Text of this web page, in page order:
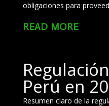
obligaciones para
read more
Perú en
Resumen claro de la